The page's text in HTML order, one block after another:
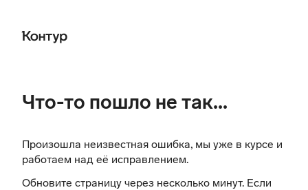
Что-то пошло не так...
Произошла неизвестная ошибка, мы уже в курсе и
работаем над её исправлением.
Обновите страницу через несколько минут. Если